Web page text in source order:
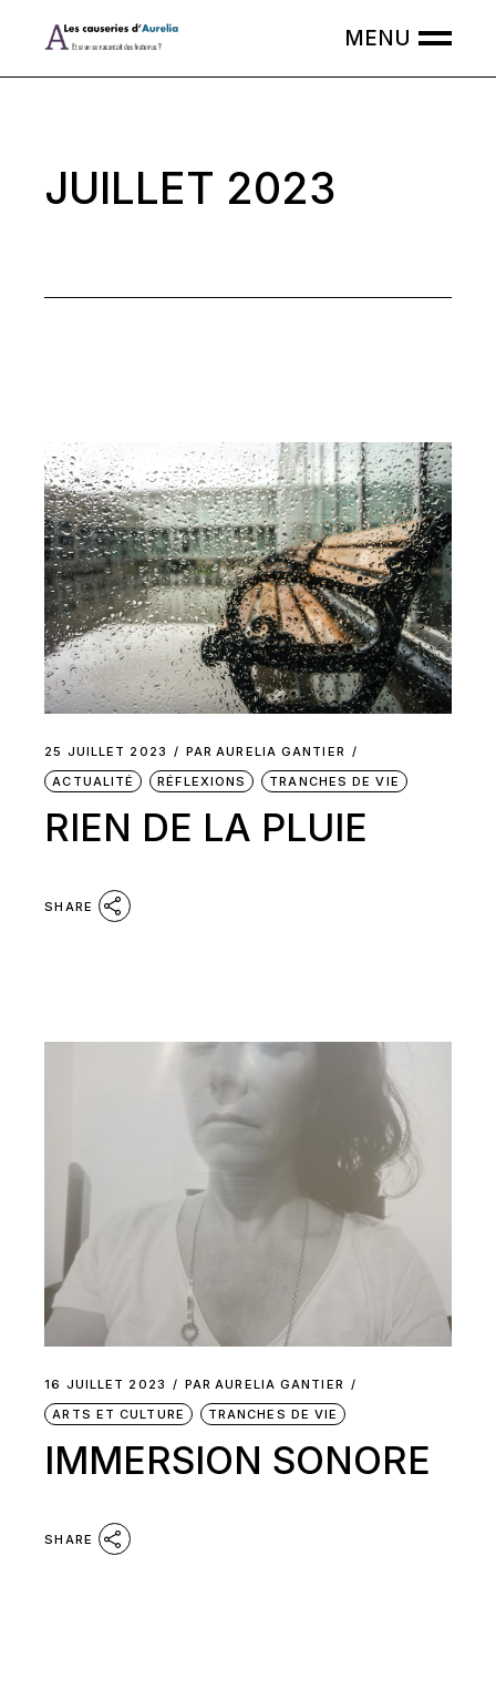
JUILLET 2023
25 JUILLET 2023 PAR AURELIA GANTIER
ACTUALITÉ
RÉFLEXIONS TRANCHES DE VIE
RIEN DE LA PLUIE
SHARE
16 JUILLET 2023 PAR AURELIA GANTIER
ARTS ET CULTURE
TRANCHES DE VIE
IMMERSION SONORE
SHARE